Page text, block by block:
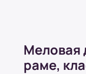
товаров
5;
Меловая
раме,